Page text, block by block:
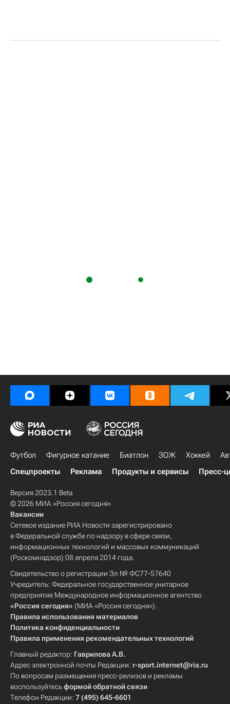
Футбол Фигурное катание Биатлон ЗОЖ Хоккей
Спецпроекты
Реклама Продукты и сервисы Пресс-
Версия 2023.1 Beta
© 2026 МИА «Россия сегодня»
Вакансии
Сетевое издание РИА Новости зарегистрировано
в Федеральной службе по надзору в сфере связи,
информационных технологий и массовых коммуникаций
(Роскомнадзор) 08 апреля 2014 года.
Свидетельство о регистрации Эл № ФС77-57640
Учредитель: Федеральное государственное унитарное
предприятие Международное информационное агентство
«Россия сегодня» (МИА «Россия сегодня»).
Правила использования материалов
Политика конфиденциальности
Правила применения рекомендательных технологий
Главный редактор: Гаврилова А.В.
Адрес электронной почты Редакции: r-sport.internet@ria.ru
По вопросам размещения пресс-релизов и рекламы
воспользуйтесьформой обратной связи
Телефон Редакции: 7 (495) 645-6601